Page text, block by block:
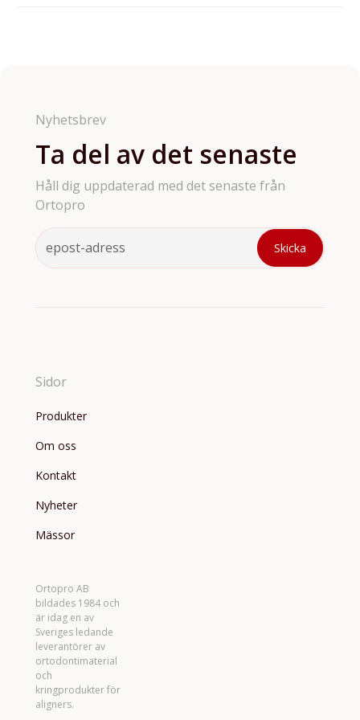
du söker och inte hittar så är de bara att höra av sig.
Nyhetsbrev
Ta del av det senaste
Håll dig uppdaterad med det senaste från
Ortopro
Sidor
Produkter
Om oss
Kontakt
Nyheter
Mässor
Ortopro AB
bildades 1984 och
är idag en av
Sveriges ledande
leverantörer av
ortodontimaterial
och
kringprodukter för
aligners.